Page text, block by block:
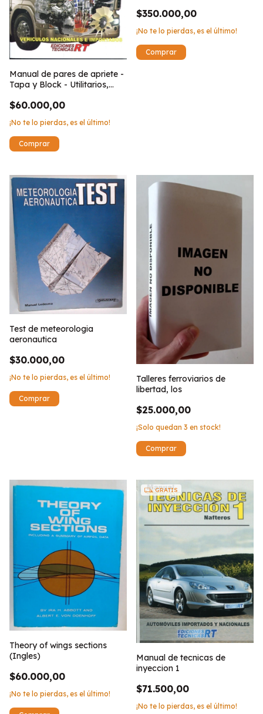
Manual de pares de apriete -
Tapa y Block - Utilitarios,
$60.000,00
¡No te lo pierdas, es el último!
$350.000,00
¡No te lo pierdas, es el último!
Test de meteorologia
aeronautica
$30.000,00
¡No te lo pierdas, es el último!
Talleres ferroviarios de
libertad, los
$25.000,00
¡Solo quedan 3 en stock!
Theory of wings sections
(Ingles)
$60.000,00
¡No te lo pierdas, es el último!
GRATIS
Manual de tecnicas de
inyeccion 1
$71.500,00
¡No te lo pierdas, es el último!